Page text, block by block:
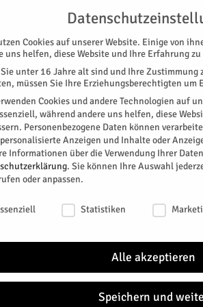
KONTAKT
SPEZIAL E-PAPER KINO
DAUBENRATH JÜLICH KIRCHBERG
Cookies auf unserer Website. Einige von
uns helfen, diese Website und Ihre Erfahrung zu
unter 16 Jahre alt sind und Ihre
müssen Sie Ihre Erziehungsberechtigten um
Cookies und andere Technologien auf
während andere uns helfen, diese
Personenbezogene Daten können
Anzeigen und Inhalte oder
Informationen über die Verwendung Ihrer
. Sie können Ihre Auswahl
oder anpassen.
Statistiken
Alle akzeptieren
Speichern und